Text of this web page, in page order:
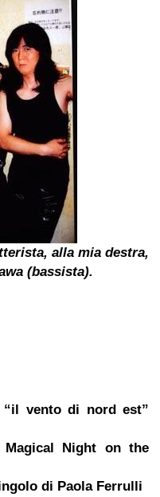
alla mia destra,
(bassista).
“il vento di nord est”
Night on the
di Paola Ferrulli